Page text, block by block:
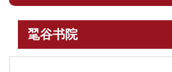
毣谷书院